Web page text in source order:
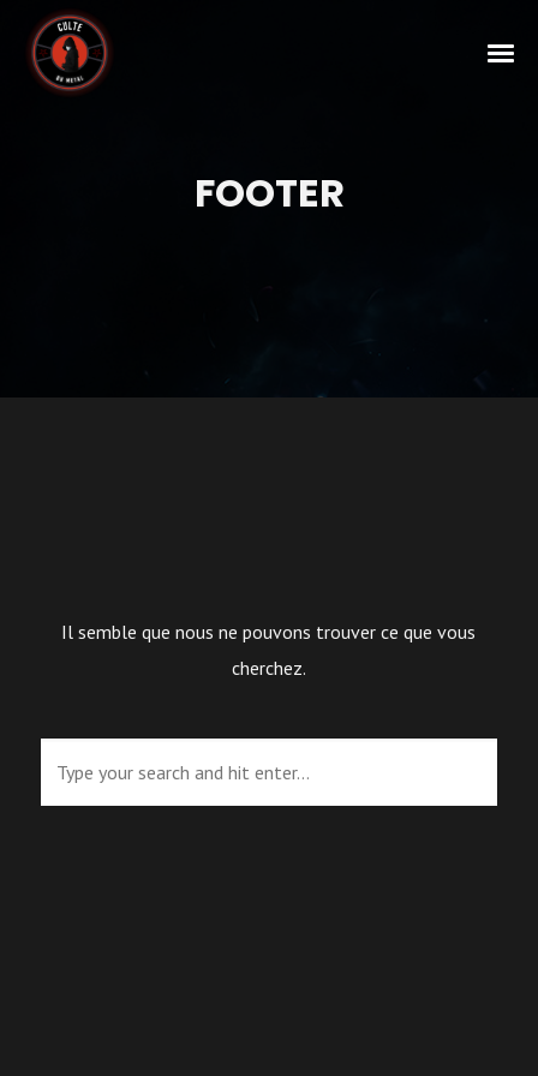
FOOTER
Il semble que nous ne pouvons trouver ce que vous
cherchez.